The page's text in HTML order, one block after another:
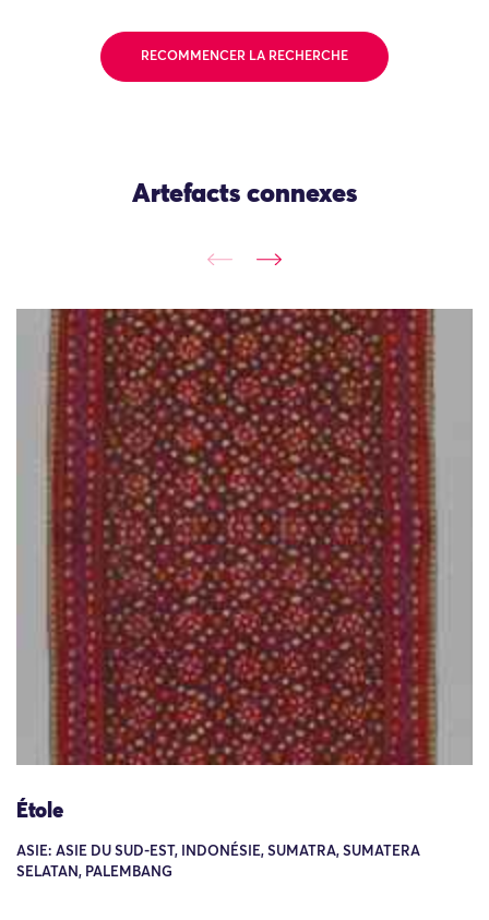
RECOMMENCER LA RECHERCHE
Artefacts connexes
Étole
ASIE: ASIE DU SUD-EST, INDONÉSIE, SUMATRA, SUMATERA
SELATAN, PALEMBANG